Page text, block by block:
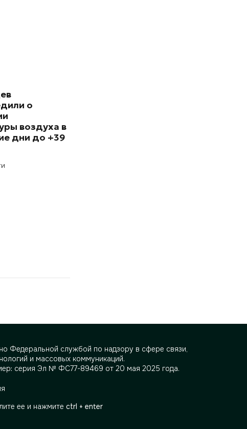
о
воздуха в
дни до +39
Федеральной службой по надзору в сфере связи,
и массовых коммуникаций.
серия Эл № ФС77-89469 от 20 мая 2025 года.
ее и нажмите ctrl + enter